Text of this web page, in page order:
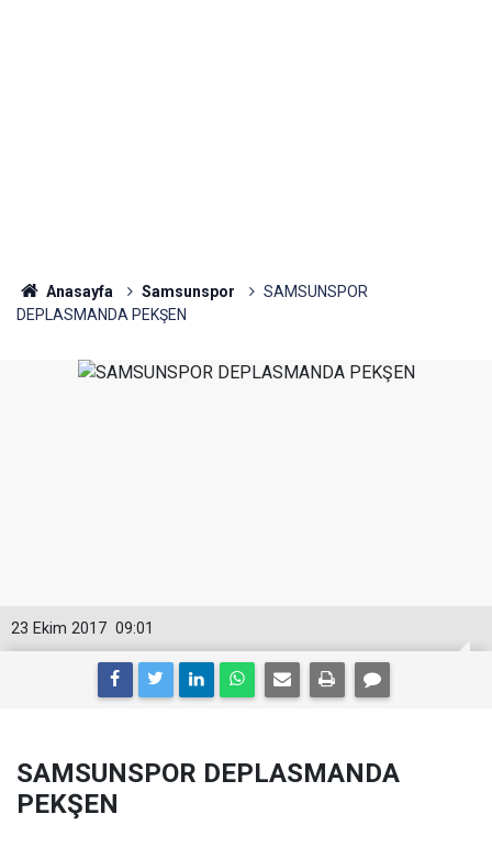
Anasayfa Samsunspor
SAMSUNSPOR
DEPLASMANDA PEKŞEN
09:01
23 Ekim 2017
SAMSUNSPOR DEPLASMANDA
PEKŞEN